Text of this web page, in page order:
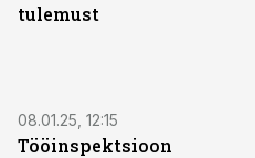
tulemust
08.01.25, 12:15
Tööinspektsioon